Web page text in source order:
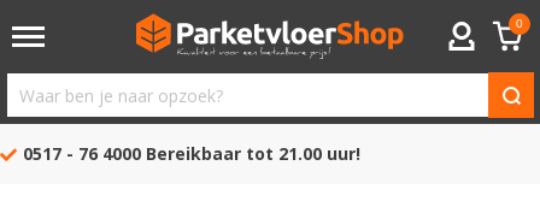
ACCOUNT
0
Waar
ben0517 - 76 4000 Bereikbaar tot 21.00 uur!